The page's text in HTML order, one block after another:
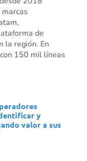
de
la región. En
150 mil líneas
y
valor a sus